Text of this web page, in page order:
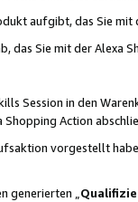
aufgibt, das Sie mit
das Sie mit der Alexa
Session in den
Shopping Action
vorgestellt
generierten „